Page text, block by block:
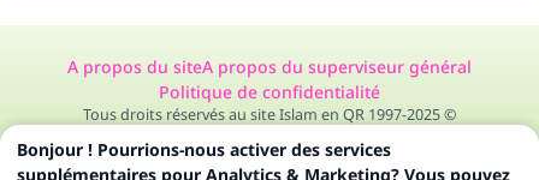
A propos du siteA propos du superviseur général
Politique de confidentialité
Tous droits réservés au site Islam en QR 1997-2025 ©
Bonjour ! Pourrions-nous activer des services
supplémentaires pour Analytics & Marketing? Vous pouvez